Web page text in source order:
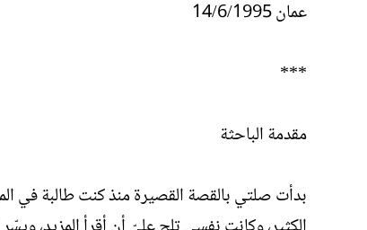
عمان 14/6/1995
***
مقدمة الباحثة
بدأت صلتي بالقصة القصيرة منذ كنت طالبة في